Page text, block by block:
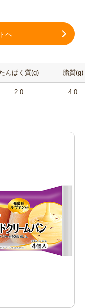
へ
たんぱく質(g)
2.0
脂質(g)
4.0